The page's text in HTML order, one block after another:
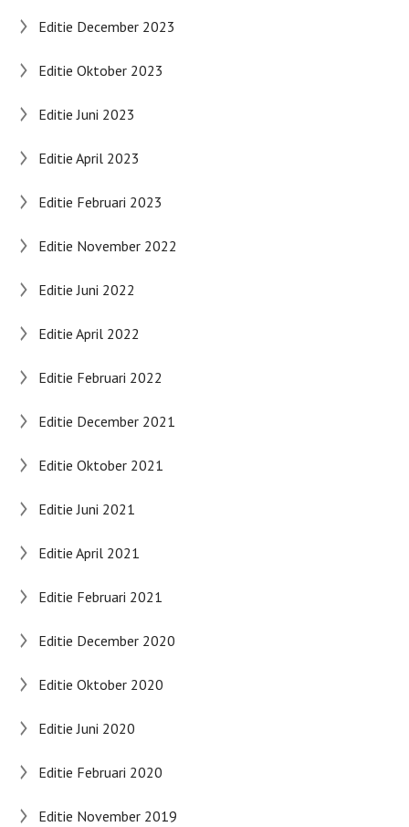
Editie December 2023
Editie Oktober 2023
Editie Juni 2023
Editie April 2023
Editie Februari 2023
Editie November 2022
Editie Juni 2022
Editie April 2022
Editie Februari 2022
Editie December 2021
Editie Oktober 2021
Editie Juni 2021
Editie April 2021
Editie Februari 2021
Editie December 2020
Editie Oktober 2020
Editie Juni 2020
Editie Februari 2020
Editie November 2019